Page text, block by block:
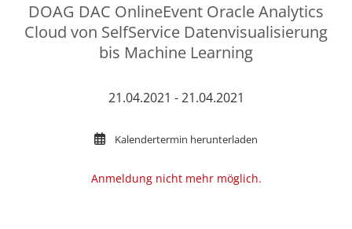
DOAG DAC OnlineEvent Oracle Analytics
Cloud von SelfService Datenvisualisierung
bis Machine Learning
21.04.2021 - 21.04.2021
Kalendertermin herunterladen
Anmeldung nicht mehr möglich.